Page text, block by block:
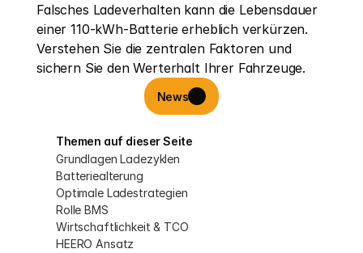
Falsches Ladeverhalten kann die Lebensdauer
einer 110-kWh-Batterie erheblich verkürzen.
Verstehen Sie die zentralen Faktoren und
sichern Sie den Werterhalt Ihrer Fahrzeuge.
News
Themen auf dieser Seite
Grundlagen Ladezyklen
Batteriealterung
Optimale Ladestrategien
Rolle BMS
Wirtschaftlichkeit & TCO
HEERO Ansatz